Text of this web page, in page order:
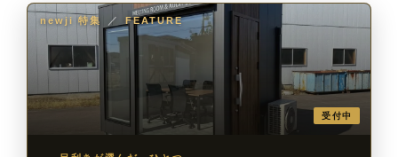
newji 特集 ／ FEATURE
受付中